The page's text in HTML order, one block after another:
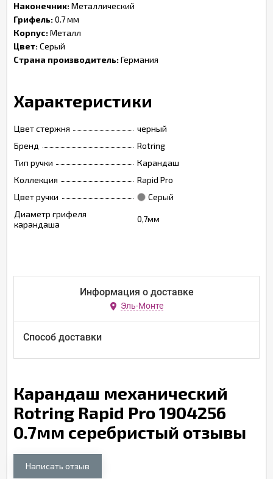
Наконечник:Металлический
Грифель:0.7 мм
Корпус:Металл
Цвет:Серый
Страна производитель:Германия
Характеристики
Цвет стержня
черный
Бренд
Rotring
Тип ручки
Карандаш
Коллекция
Rapid Pro
Цвет ручки
Серый
Диаметр грифеля
карандаша
0,7мм
Информация о доставке
Эль-Монте
Способ доставки
Карандаш механический
Rotring Rapid Pro 1904256
0.7мм серебристый отзывы
Написать отзыв